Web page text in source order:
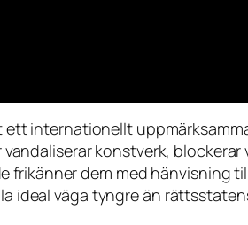
ett internationellt
konstverk,
frikänner dem med hänvisning
ideal väga tyngre än